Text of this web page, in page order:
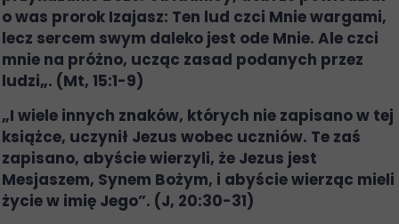
o was prorok Izajasz: Ten lud czci Mnie wargami,
lecz sercem swym daleko jest ode Mnie. Ale czci
mnie na próżno, ucząc zasad podanych przez
ludzi„. (Mt, 15:1-9)
„I wiele innych znaków, których nie zapisano w tej
książce, uczynił Jezus wobec uczniów. Te zaś
zapisano, abyście wierzyli, że Jezus jest
Mesjaszem, Synem Bożym, i abyście wierząc mieli
życie w imię Jego”. (J, 20:30-31)